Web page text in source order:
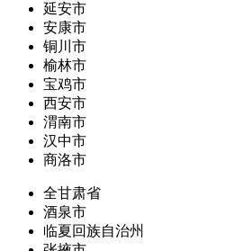
延安市
安康市
铜川市
榆林市
宝鸡市
西安市
渭南市
汉中市
商洛市
全甘肃省
酒泉市
临夏回族自治州